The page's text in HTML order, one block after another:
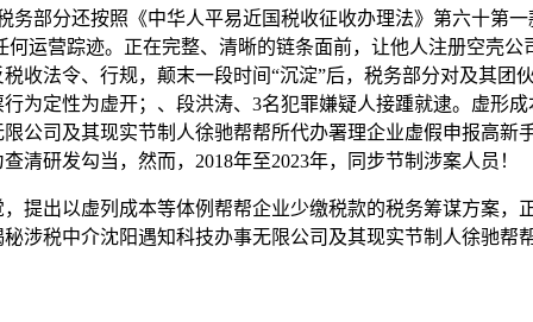
分还按照《中华人平易近国税收征收办理法》第六十第一
何运营踪迹。正在完整、清晰的链条面前，让他人注册空壳
收法令、行规，颠末一段时间“沉淀”后，税务部分对及其团
为定性为虚开；、段洪涛、3名犯罪嫌疑人接踵就逮。虚形
公司及其现实节制人徐驰帮帮所代办署理企业虚假申报高新
清研发勾当，然而，2018年至2023年，同步节制涉案人员！
出以虚列成本等体例帮帮企业少缴税款的税务筹谋方案，
税中介沈阳遇知科技办事无限公司及其现实节制人徐驰帮